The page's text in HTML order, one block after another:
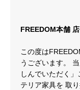
FREEDOM本舗
この度は
うございます。
しんでいただく
テリア家具を 取